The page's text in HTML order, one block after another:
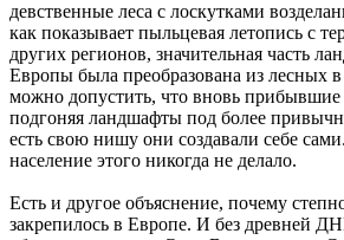
девственные леса с лоскутками
как показывает пыльцевая летопись с
других регионов, значительная часть
Европы была преобразована из лесных
можно допустить, что вновь
подгоняя ландшафты под более
есть свою нишу они создавали себе
население этого никогда не делало.
Есть и другое объяснение, почему
закрепилось в Европе. И без древней